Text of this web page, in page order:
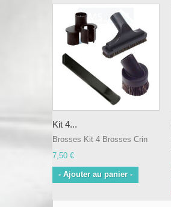
Kit 4...
Brosses Kit 4 Brosses Crin
7,50 €
- Ajouter au panier -